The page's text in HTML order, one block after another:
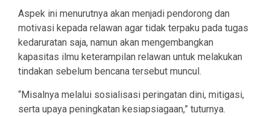
Aspek ini menurutnya akan menjadi pendorong dan
motivasi kepada relawan agar tidak terpaku pada tugas
kedaruratan saja, namun akan mengembangkan
kapasitas ilmu keterampilan relawan untuk melakukan
tindakan sebelum bencana tersebut muncul.
“Misalnya melalui sosialisasi peringatan dini, mitigasi,
serta upaya peningkatan kesiapsiagaan,” tuturnya.